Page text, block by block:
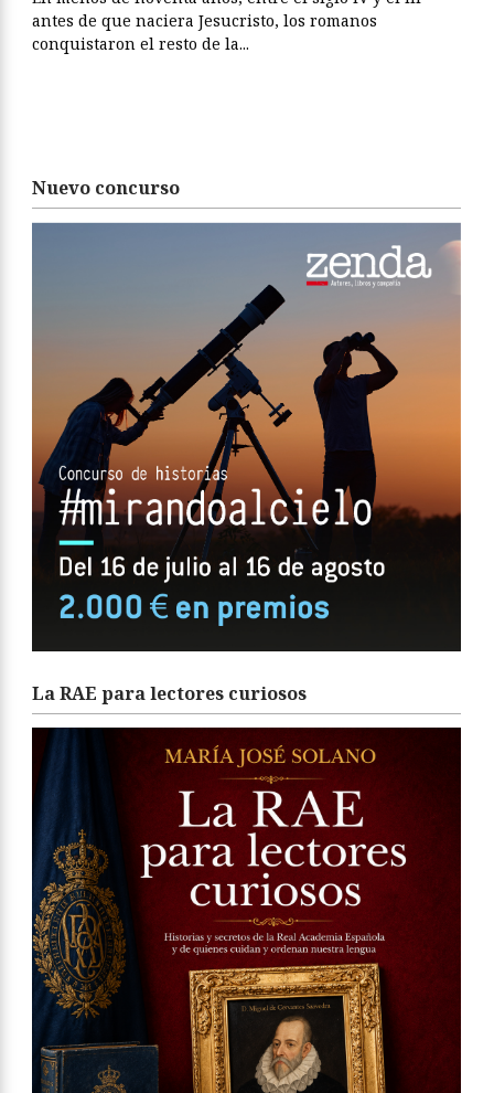
antes de que naciera Jesucristo, los romanos
conquistaron el resto de la...
Nuevo concurso
La RAE para lectores curiosos